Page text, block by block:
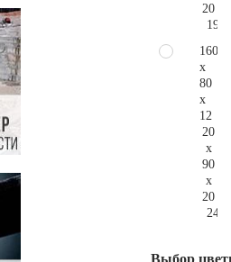
20
160
x
80
x
12
20
x
90
x
20
Выбор